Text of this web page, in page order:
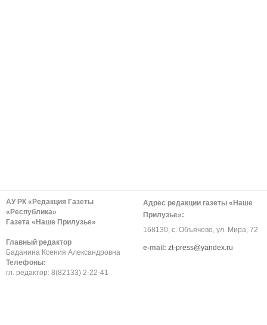
АУ РК «Редакция Газеты
«Республика»
Газета «Наше Прилузье»
Главный редактор
Баданина Ксения Александровна
Телефоны:
гл. редактор: 8(82133) 2-22-41
Адрес редакции газеты «Наше
Прилузье»:
168130, с. Объячево, ул. Мира, 72
е-mail: zt-press@yandex.ru